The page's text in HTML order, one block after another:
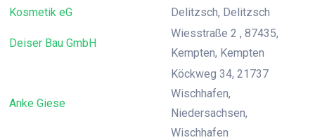
Kosmetik eG
Delitzsch, Delitzsch
Deiser Bau GmbH
Wiesstraße 2 , 87435,
Kempten, Kempten
Anke Giese
Köckweg 34, 21737
Wischhafen,
Niedersachsen,
Wischhafen